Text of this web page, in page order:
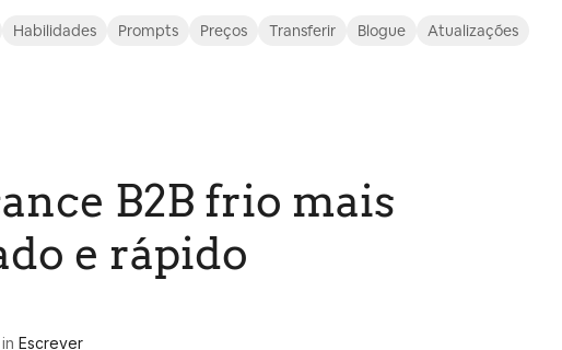
Habilidades Prompts Preços Transferir Blogue Atualizações
B2B frio mais
e rápido
in Escrever